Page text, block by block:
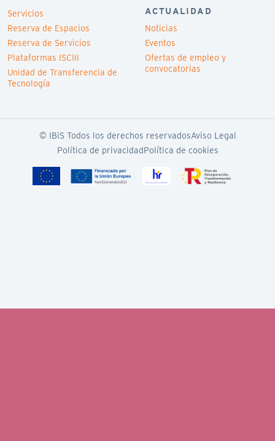
Servicios
Reserva de Espacios
Reserva de Servicios
Plataformas ISCIII
Unidad de Transferencia de
Tecnología
ACTUALIDAD
Noticias
Eventos
Ofertas de empleo y
convocatorias
© IBiS Todos los derechos reservadosAviso Legal
Política de privacidadPolítica de cookies